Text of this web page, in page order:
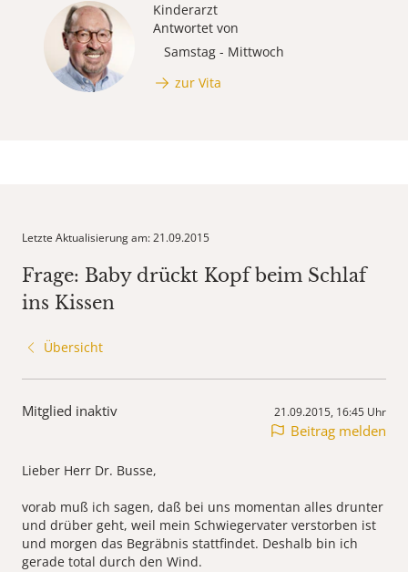
Kinderarzt
Antwortet von
Samstag - Mittwoch
zur Vita
Letzte Aktualisierung am: 21.09.2015
Frage: Baby drückt Kopf beim Schlaf
ins Kissen
Übersicht
Mitglied inaktiv 21.09.2015, 16:45 Uhr
Beitrag melden
Lieber Herr Dr. Busse,
vorab muß ich sagen, daß bei uns momentan alles drunter
und drüber geht, weil mein Schwiegervater verstorben ist
und morgen das Begräbnis stattfindet. Deshalb bin ich
gerade total durch den Wind.